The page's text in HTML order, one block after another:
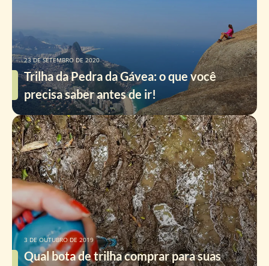
Trilha da Pedra da Gávea: o que você
precisa saber antes de ir!
23 DE SETEMBRO DE 2020
Qual bota de trilha comprar para suas
3 DE OUTUBRO DE 2019